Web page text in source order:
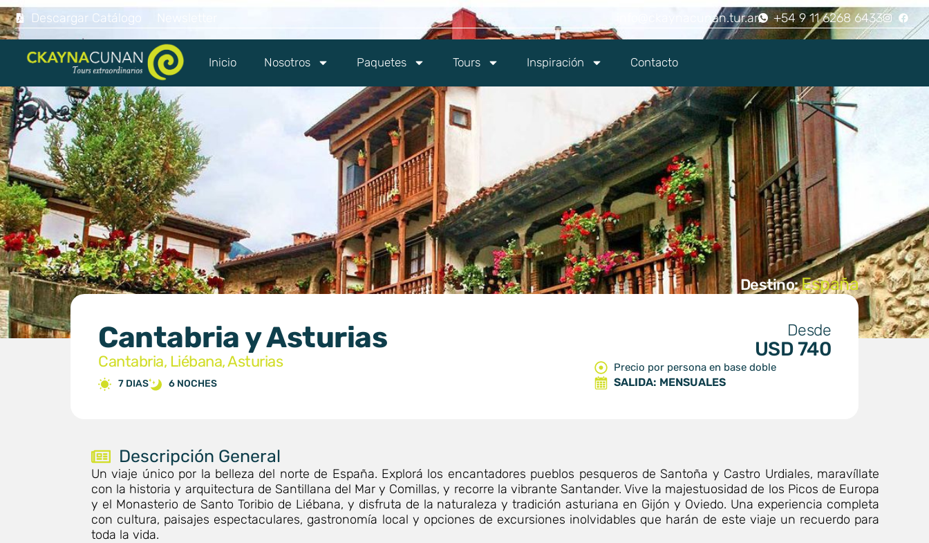
Descargar Catálogo Newsletter info@ckaynacunan.tur.ar +54 9 11 6268 6433
Inicio Nosotros Paquetes Tours Inspiración Contacto
Destino:España
Cantabria y Asturias
Cantabria, Liébana, Asturias
7 DIAS 6 NOCHES
Desde
USD 740
Precio por persona en base doble
SALIDA: MENSUALES
Descripción General
Un viaje único por la belleza del norte de España. Explorá los encantadores pueblos pesqueros de Santoña y Castro Urdiales, maravíllate
con la historia y arquitectura de Santillana del Mar y Comillas, y recorre la vibrante Santander. Vive la majestuosidad de los Picos de Europa
y el Monasterio de Santo Toribio de Liébana, y disfruta de la naturaleza y tradición asturiana en Gijón y Oviedo. Una experiencia completa
con cultura, paisajes espectaculares, gastronomía local y opciones de excursiones inolvidables que harán de este viaje un recuerdo para
toda la vida.